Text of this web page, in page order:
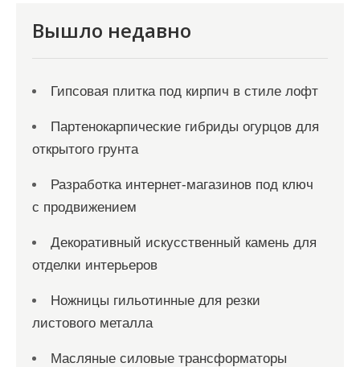
м
Вышло недавно
Гипсовая плитка под кирпич в стиле лофт
Партенокарпические гибриды огурцов для
открытого грунта
Разработка интернет-магазинов под ключ
с продвижением
Декоративный искусственный камень для
отделки интерьеров
Ножницы гильотинные для резки
листового металла
Масляные силовые трансформаторы